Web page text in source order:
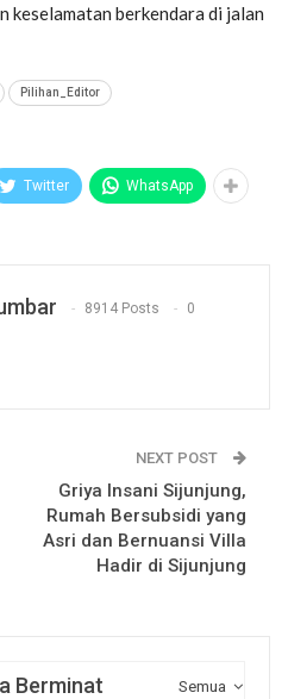
keselamatan berkendara di jalan
Pilihan_Editor
Twitter WhatsApp
8914 Posts 0
NEXT POST
Griya Insani Sijunjung,
Rumah Bersubsidi yang
Asri dan Bernuansi Villa
Hadir di Sijunjung
Semua
Berminat